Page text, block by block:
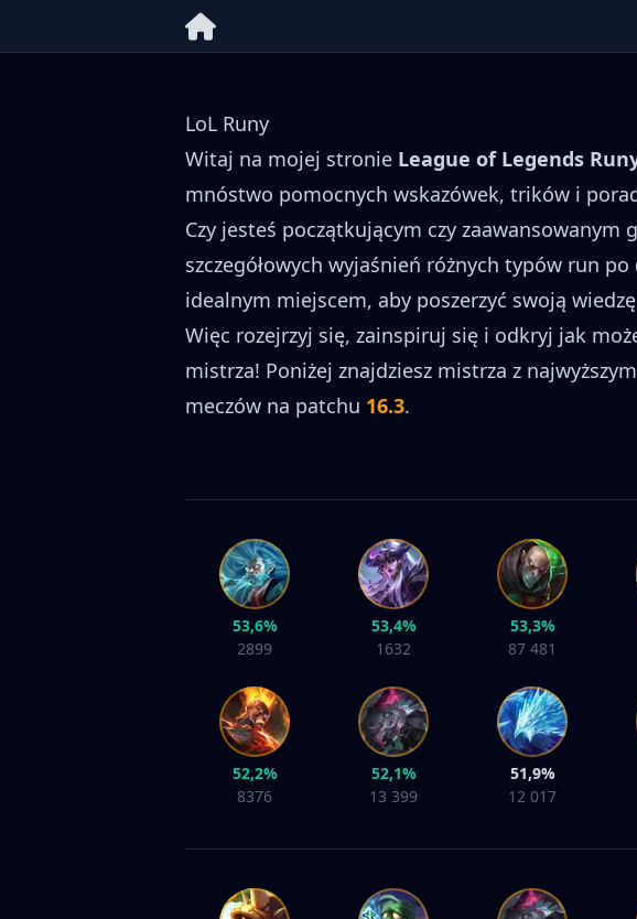
LoL Runy
Witaj na mojej stronie League of Legends
mnóstwo pomocnych wskazówek, trików i
Czy jesteś początkującym czy
szczegółowych wyjaśnień różnych typów run
idealnym miejscem, aby poszerzyć swoją
Więc rozejrzyj się, zainspiruj się i odkryj jak
mistrza! Poniżej znajdziesz mistrza z
meczów na patchu 16.3.
53,6%
2899
53,4%
1632
53,3%
87 481
52,2%
8376
52,1%
13 399
51,9%
12 017